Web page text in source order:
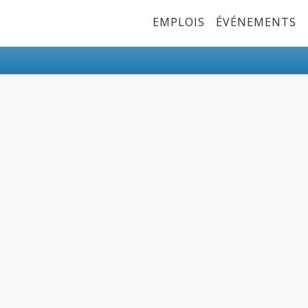
Top Menu
EMPLOIS ÉVÉNEMENTS